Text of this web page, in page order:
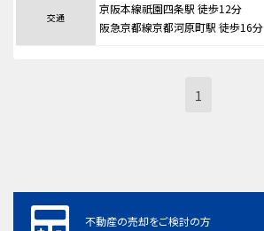
交通
京阪本線祇園四条駅 徒歩12分
阪急京都線京都河原町駅 徒歩16分
1
不動産の売却をご検討の方